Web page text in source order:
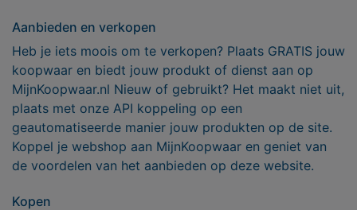
Aanbieden en verkopen
Heb je iets moois om te verkopen? Plaats GRATIS jouw
koopwaar en biedt jouw produkt of dienst aan op
MijnKoopwaar.nl Nieuw of gebruikt? Het maakt niet uit,
plaats met onze API koppeling op een
geautomatiseerde manier jouw produkten op de site.
Koppel je webshop aan MijnKoopwaar en geniet van
de voordelen van het aanbieden op deze website.
Kopen